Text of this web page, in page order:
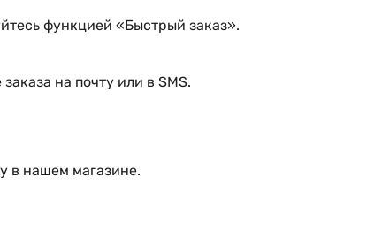
функцией «Быстрый заказ».
на почту или в SMS.
в нашем магазине.